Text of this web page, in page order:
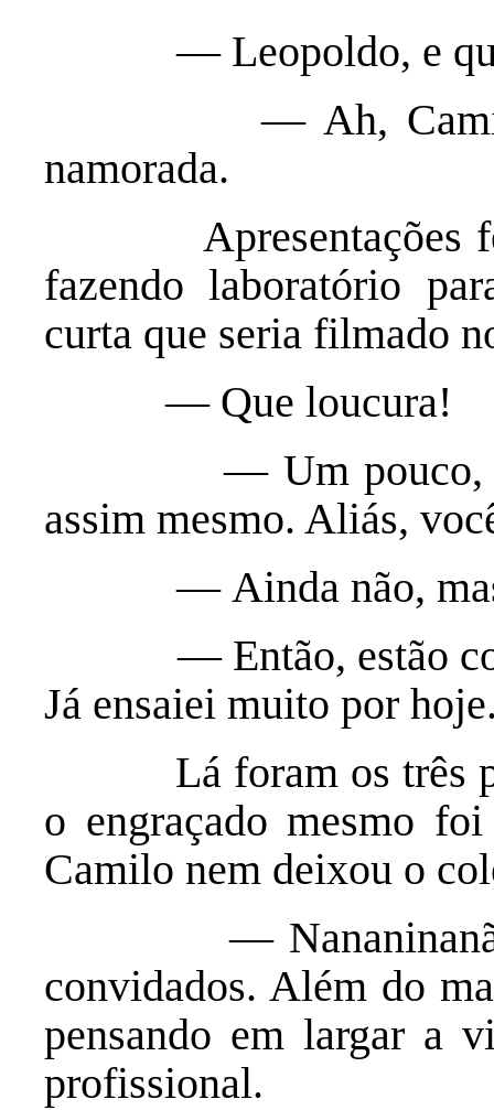
— Leopoldo, e
— Ah, Camilo!
namorada.
Apresentações
fazendo laboratório
curta que seria filmado
— Que loucura!
— Um pouco,
assim mesmo. Aliás,
— Ainda não,
— Então, estão
Já ensaiei muito por
Lá foram os três
o engraçado mesmo
Camilo nem deixou o
— Nananinanão,
convidados. Além do
pensando em largar a
profissional.